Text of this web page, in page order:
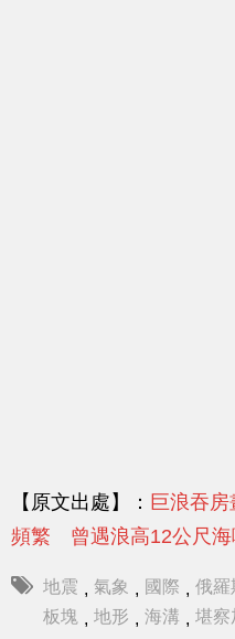
【原文出處】： 巨浪吞
頻繁 曾遇浪高12公尺海
地震 , 氣象 , 國際 , 俄羅
板塊 , 地形 , 海溝 , 堪察